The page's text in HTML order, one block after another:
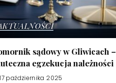
sądowy w Gliwicach –
egzekucja należności
17 października 2025